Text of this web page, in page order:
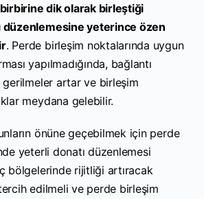
dik olarak birleştiği
düzenlemesine yeterince özen
. Perde birleşim noktalarında uygun
yapılmadığında, bağlantı
artar ve birleşim
meydana gelebilir.
önüne geçebilmek için perde
yeterli donatı düzenlemesi
bölgelerinde rijitliği artıracak
edilmeli ve perde birleşim